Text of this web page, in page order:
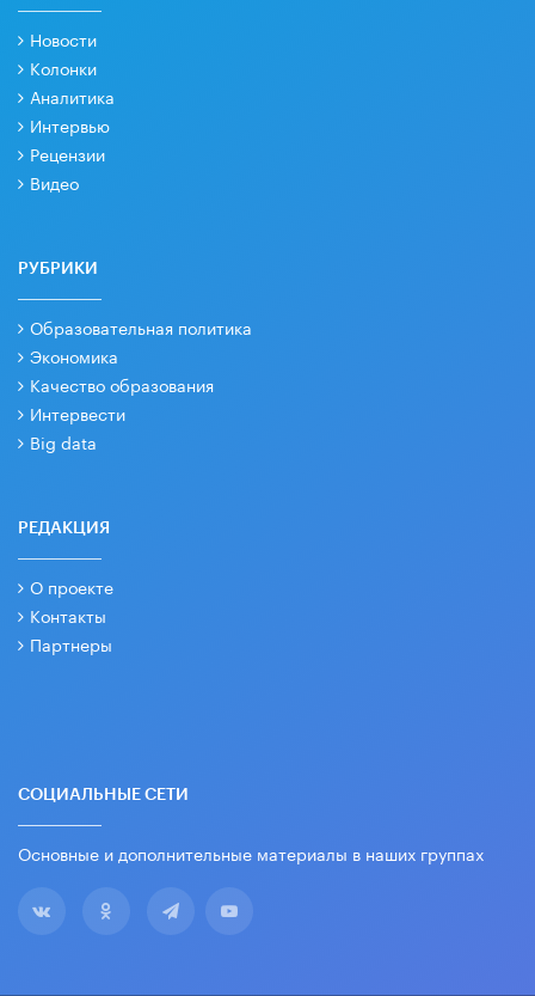
Новости
Колонки
Аналитика
Интервью
Рецензии
Видео
РУБРИКИ
Образовательная политика
Экономика
Качество образования
Интервести
Big data
РЕДАКЦИЯ
О проекте
Контакты
Партнеры
СОЦИАЛЬНЫЕ СЕТИ
Основные и дополнительные материалы в наших группах